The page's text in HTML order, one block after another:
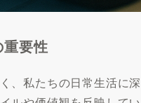
要性
、私たちの日常生活に